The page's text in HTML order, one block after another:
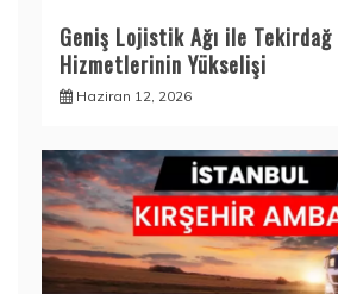
Geniş Lojistik Ağı ile Tekirdağ
Hizmetlerinin Yükselişi
Haziran 12, 2026